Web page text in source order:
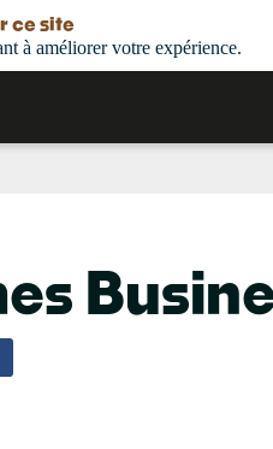
ce site
à améliorer votre expérience.